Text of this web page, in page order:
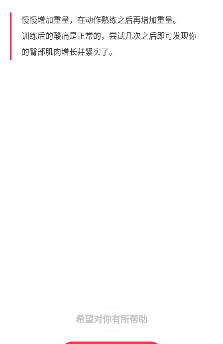
慢慢增加重量，在动作熟练之后再增加重量。
训练后的酸痛是正常的，尝试几次之后即可发现你
的臀部肌肉增长并紧实了。
希望对你有所帮助